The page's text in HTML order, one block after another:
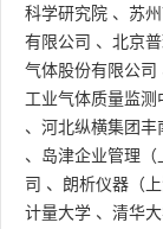
科学研究院 、 苏
有限公司 、 北京
气体股份有限公司
工业气体质量监测
、 河北纵横集团丰
、 岛津企业管理（
司 、 朗析仪器（
计量大学 、 清华